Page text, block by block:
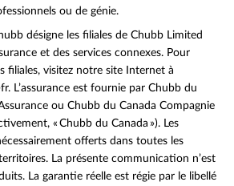
ou de génie.
désigne les filiales de Chubb Limited
et des services connexes. Pour
filiales, visitez notre site Internet à
L’assurance est fournie par Chubb du
ou Chubb du Canada Compagnie
« Chubb du Canada »). Les
offerts dans toutes les
La présente communication n’est
La garantie réelle est régie par le libellé